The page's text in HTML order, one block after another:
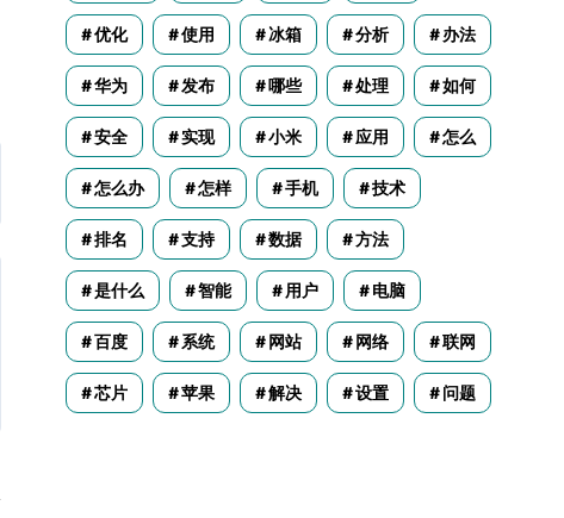
优化 使用 冰箱 分析 办法
华为 发布 哪些 处理 如何
安全 实现 小米 应用 怎么
怎么办 怎样 手机 技术
排名 支持 数据 方法
是什么 智能 用户 电脑
百度 系统 网站 网络 联网
芯片 苹果 解决 设置 问题